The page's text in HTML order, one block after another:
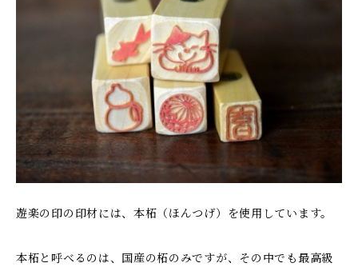
遊楽の印の印材には、本柘（ほんつげ）を使用しています。
本柘と呼べるのは、国産の柘のみですが、その中でも最高級